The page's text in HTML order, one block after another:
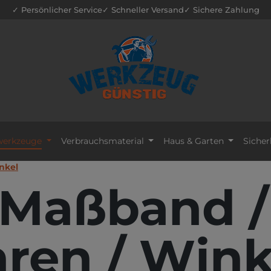
✓ Persönlicher Service✓ Schneller Versand✓ Sichere Zahlung
Verbrauchsmaterial Haus & Garten
/
/